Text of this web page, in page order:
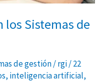
los Sistemas de
de gestión/rgi/22
, inteligencia artificial,